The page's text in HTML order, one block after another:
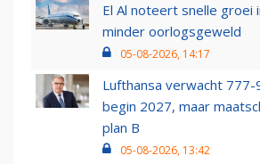
El Al noteert snelle groei
minder oorlogsgeweld
05-08-2026, 14:17
Lufthansa verwacht 777-
begin 2027, maar
plan B
05-08-2026, 13:42